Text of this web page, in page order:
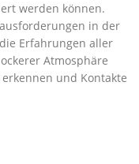
werden können.
in der
Erfahrungen aller
Atmosphäre
und Kontakte